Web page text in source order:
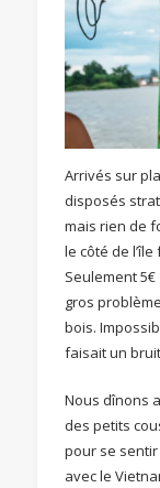
Arrivés sur
disposés
mais rien de
le côté de
Seulement
gros
bois.
faisait un
Nous dînons
des petits
pour se sentir
avec le